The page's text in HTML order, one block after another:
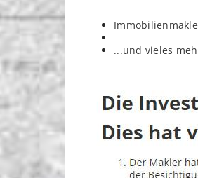
...und vieles